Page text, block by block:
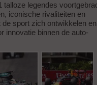
talloze legendes
iconische rivaliteiten en
de sport zich ontwikkelen en
innovatie binnen de auto-